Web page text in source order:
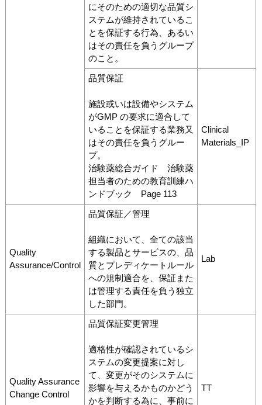
にそのための適切な品質シ
ステムが維持されているこ
とを保証する行為、あるい
はその責任を負うグループ
のこと。
品質保証
施設或いは設備やシステム
がGMP の要求に適合して
いることを保証する業務又
はその責任を負うグルー
プ。
治験薬総合ガイド 治験薬
担当者のための教育訓練ハ
ンドブック Page 113
Clinical
Materials_IP
Quality
Assurance/Control
品質保証／管理
組織において、全ての該当
する製品とサービスの、品
質とプレディケートルール
への規制適合を、保証また
は管理する責任を負う独立
した部門。
Lab
Quality Assurance
Change Control
品質保証変更管理
適格性が確認されているシ
ステムの変更提案に対し
て、変更がそのシステムに
影響を与えるかものかどう
かを判断する為に、事前に
TT